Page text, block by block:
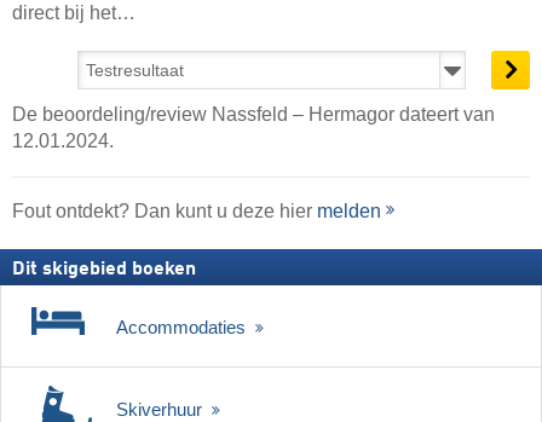
direct bij het…
De beoordeling/review Nassfeld – Hermagor dateert van
12.01.2024.
Fout ontdekt? Dan kunt u deze hier melden
Dit skigebied boeken
Accommodaties
Skiverhuur